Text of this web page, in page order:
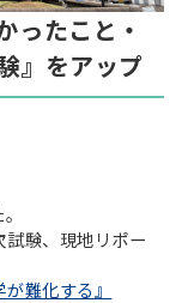
ったこと・
』をアップ
験、現地リポー
難化する』